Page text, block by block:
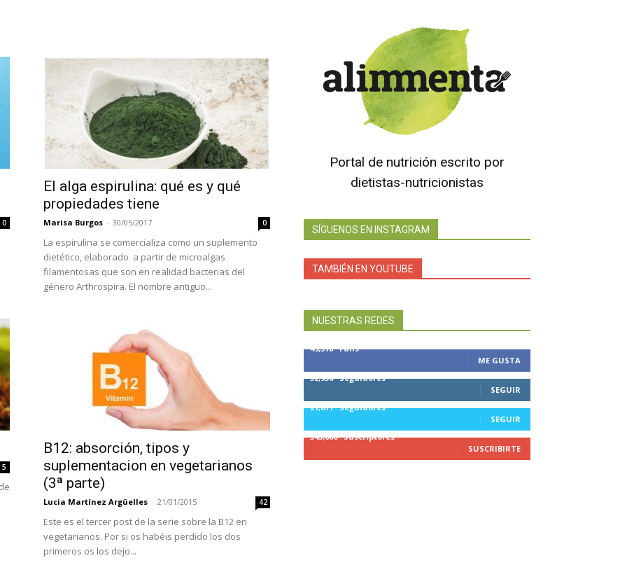
0
El alga espirulina: qué es y qué
propiedades tiene
Marisa Burgos - 30/05/2017 0
La espirulina se comercializa como un suplemento
dietético, elaborado a partir de microalgas
filamentosas que son en realidad bacterias del
género Arthrospira. El nombre antiguo...
5
B12: absorción, tipos y
suplementacion en vegetarianos
(3ª parte)
Lucia Martínez Argüelles - 21/01/2015 42
Este es el tercer post de la serie sobre la B12 en
vegetarianos. Por si os habéis perdido los dos
primeros os los dejo...
Portal de nutrición escrito por
dietistas-nutricionistas
SÍGUENOS EN INSTAGRAM
TAMBIÉN EN YOUTUBE
NUESTRAS REDES
49,578 Fans
ME GUSTA
32,950 Seguidores
SEGUIR
27,671 Seguidores
SEGUIR
545,000 Suscriptores
SUSCRIBIRTE